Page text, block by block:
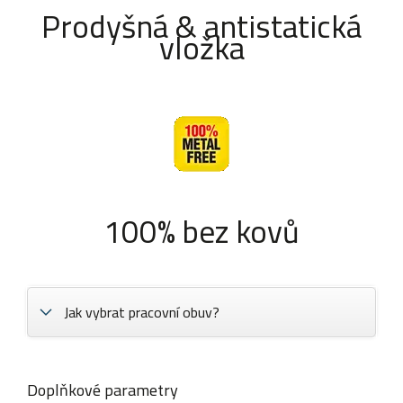
Prodyšná & antistatická
vložka
100% bez kovů
Jak vybrat pracovní obuv?
Doplňkové parametry